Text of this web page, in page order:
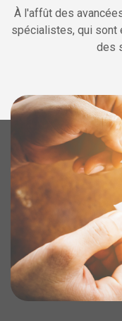
À l'affût des
spécialistes, qui sont
des